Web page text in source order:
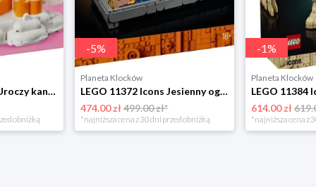
LEGO 40824 Icons Uroczy kanarek Tweety Lego
obniżką
-5%
Planeta Klocków
LEGO 11372 Icons Jesienny ogród z chatką Lego
474.00 zł499.00 zł*
*najniższa cena z 30 dni przed obniżką
-1%
Planeta Klocków
614.00 zł
*najniższa cena z